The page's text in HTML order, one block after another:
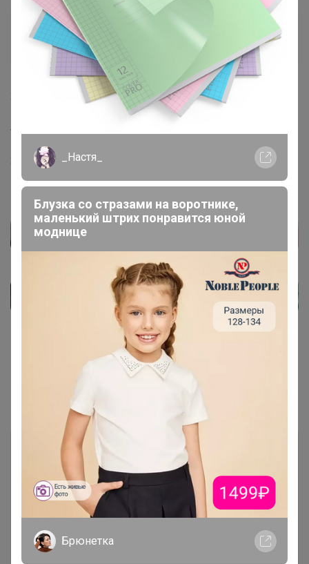
Артемида
Бронзовый организатор
24 октября, 2022 12:39 1
ТатьянаVS, здравствуйте развоз данной закупки
3 ноября
Чтобы ответить или задать вопрос
необходимо авторизоваться на сайте
_Настя_
Блузка со стразами на воротнике,
маленький штрих понравится юной
моднице
Брюнетка